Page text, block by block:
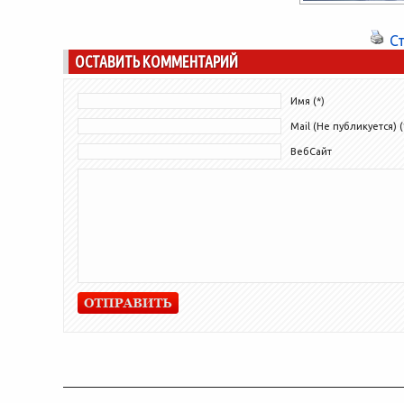
ОСТАВИТЬ КОММЕНТАРИЙ
Имя (*)
Mail (Не публикуется)
ВебСайт